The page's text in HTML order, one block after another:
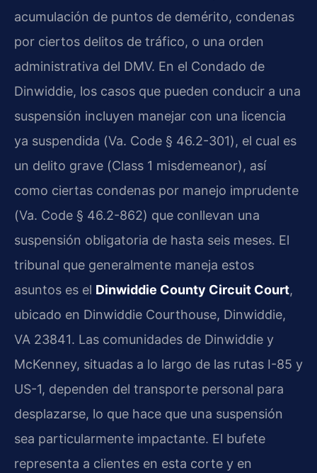
acumulación de puntos de demérito, condenas
por ciertos delitos de tráfico, o una orden
administrativa del DMV. En el Condado de
Dinwiddie, los casos que pueden conducir a una
suspensión incluyen manejar con una licencia
ya suspendida (Va. Code § 46.2-301), el cual es
un delito grave (Class 1 misdemeanor), así
como ciertas condenas por manejo imprudente
(Va. Code § 46.2-862) que conllevan una
suspensión obligatoria de hasta seis meses. El
tribunal que generalmente maneja estos
asuntos es el Dinwiddie County Circuit Court,
ubicado en Dinwiddie Courthouse, Dinwiddie,
VA 23841. Las comunidades de Dinwiddie y
McKenney, situadas a lo largo de las rutas I-85 y
US-1, dependen del transporte personal para
desplazarse, lo que hace que una suspensión
sea particularmente impactante. El bufete
representa a clientes en esta corte y en